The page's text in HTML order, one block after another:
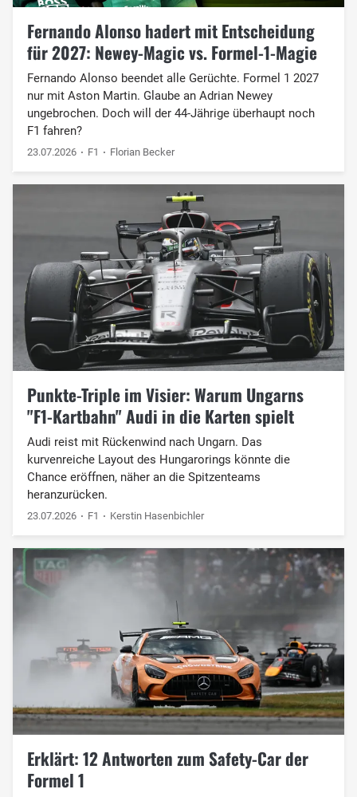
Fernando Alonso hadert mit Entscheidung
für 2027: Newey-Magic vs. Formel-1-Magie
Fernando Alonso beendet alle Gerüchte. Formel 1 2027
nur mit Aston Martin. Glaube an Adrian Newey
ungebrochen. Doch will der 44-Jährige überhaupt noch
F1 fahren?
23.07.2026 F1 Florian Becker
Punkte-Triple im Visier: Warum Ungarns
"F1-Kartbahn" Audi in die Karten spielt
Audi reist mit Rückenwind nach Ungarn. Das
kurvenreiche Layout des Hungarorings könnte die
Chance eröffnen, näher an die Spitzenteams
heranzurücken.
23.07.2026 F1 Kerstin Hasenbichler
Erklärt: 12 Antworten zum Safety-Car der
Formel 1